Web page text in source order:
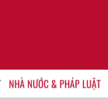
NHÀ NƯỚC & PHÁP LUẬT